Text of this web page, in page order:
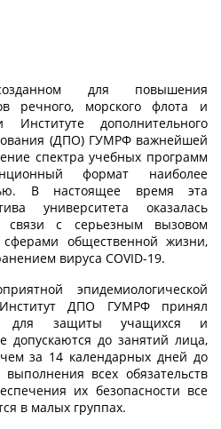
для повышения
речного, морского флота и
Институте дополнительного
(ДПО) ГУМРФ важнейшей
спектра учебных программ
формат наиболее
В настоящее время эта
университета оказалась
связи с серьезным вызовом
общественной жизни,
вируса COVID-19.
эпидемиологической
ДПО ГУМРФ принял
для защиты учащихся и
допускаются до занятий лица,
за 14 календарных дней до
всех обязательств
их безопасности все
в малых группах.